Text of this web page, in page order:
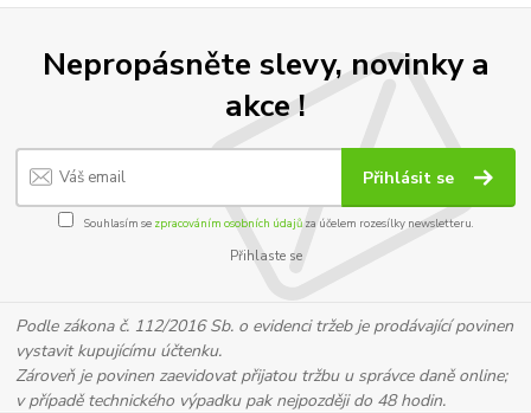
Nepropásněte slevy, novinky a
akce !
Přihlásit se
Souhlasím se zpracováním osobních údajůza účelem rozesílky newsletteru.
Přihlaste se
Podle zákona č. 112/2016 Sb. o evidenci tržeb je prodávající povinen
vystavit kupujícímu účtenku.
Zároveň je povinen zaevidovat přijatou tržbu u správce daně online;
v případě technického výpadku pak nejpozději do 48 hodin.